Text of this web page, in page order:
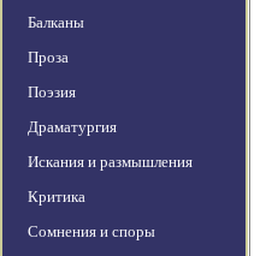
Балканы
Проза
Поэзия
Драматургия
Искания и размышления
Критика
Сомнения и споры